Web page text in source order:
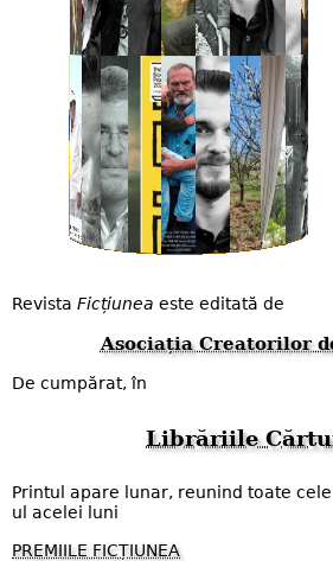
Revista Ficțiunea este editată de
Asociația Creatorilor
De cumpărat, în
Librăriile
Printul apare lunar, reunind toate
ul acelei luni
PREMIILE FICȚIUNEA